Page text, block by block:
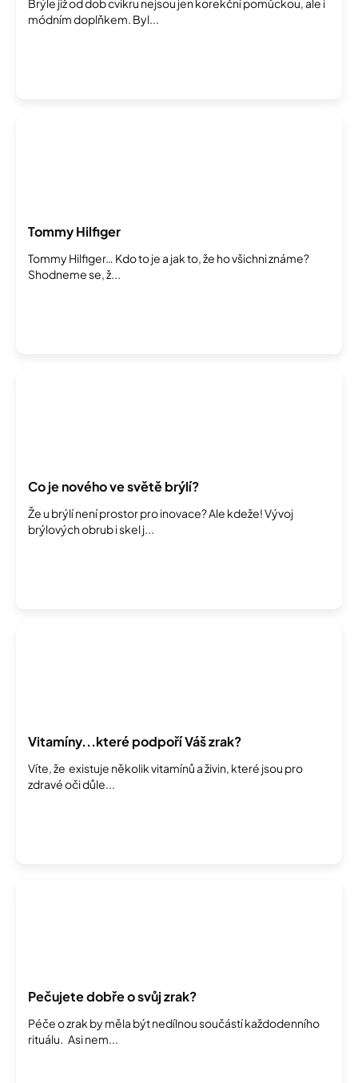
Brýle již od dob cvikru nejsou jen korekční pomůckou, ale i
módním doplňkem. Byl...
Tommy Hilfiger
Tommy Hilfiger… Kdo to je a jak to, že ho všichni známe?
Shodneme se, ž...
Co je nového ve světě brýlí?
Že u brýlí není prostor pro inovace? Ale kdeže! Vývoj
brýlových obrub i skel j...
Vitamíny...které podpoří Váš zrak?
Víte, že existuje několik vitamínů a živin, které jsou pro
zdravé oči důle...
Pečujete dobře o svůj zrak?
Péče o zrak by měla být nedílnou součástí každodenního
rituálu. Asi nem...